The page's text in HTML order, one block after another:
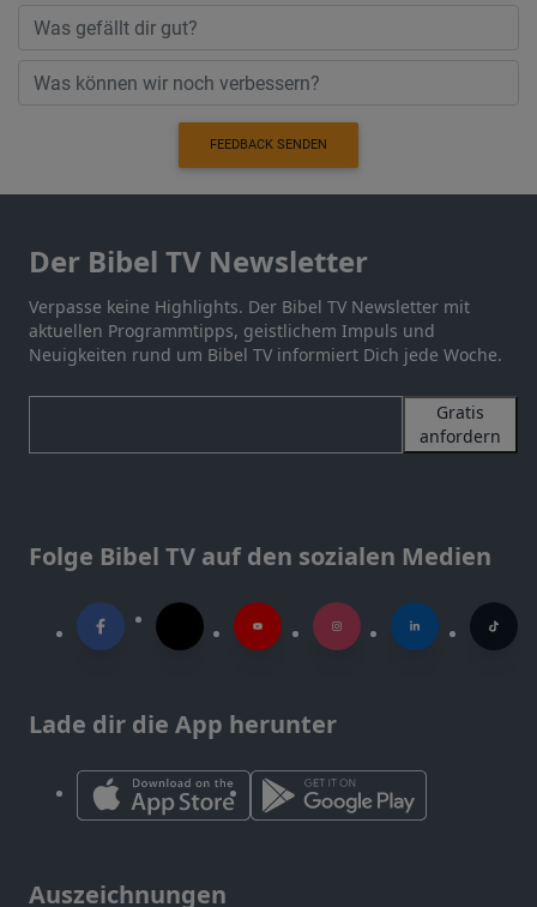
FEEDBACK SENDEN
Der Bibel TV Newsletter
Verpasse keine Highlights. Der Bibel TV Newsletter mit
aktuellen Programmtipps, geistlichem Impuls und
Neuigkeiten rund um Bibel TV informiert Dich jede Woche.
Gratis
anfordern
Folge Bibel TV auf den sozialen Medien
Lade dir die App herunter
Auszeichnungen